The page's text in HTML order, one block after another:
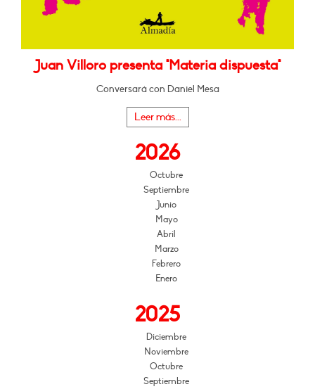
Juan Villoro presenta "Materia dispuesta"
Conversará con Daniel Mesa
Leer más...
2026
Octubre
Septiembre
Junio
Mayo
Abril
Marzo
Febrero
Enero
2025
Diciembre
Noviembre
Octubre
Septiembre